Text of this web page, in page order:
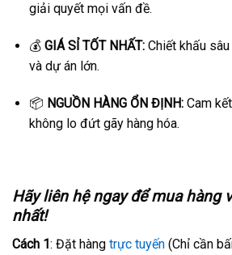
giải quyết mọi vấn đề.
💰 GIÁ SỈ TỐT NHẤT:Chiết khấu
và dự án lớn.
📦 NGUỒN HÀNG ỔN ĐỊNH:Cam
không lo đứt gãy hàng hóa.
Hãy liên hệ ngay để mua hàng
nhất!
Cách 1: Đặt hàng trực tuyến (Chỉ cần